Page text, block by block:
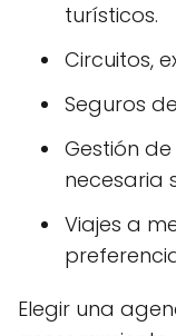
turísticos.
Circuitos,
Seguros
Gestión
necesaria
Viajes a
Elegir una